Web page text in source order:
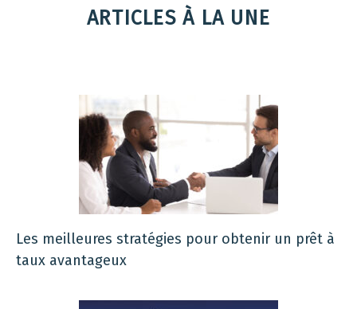
ARTICLES À LA UNE
Les meilleures stratégies pour obtenir un prêt à
taux avantageux